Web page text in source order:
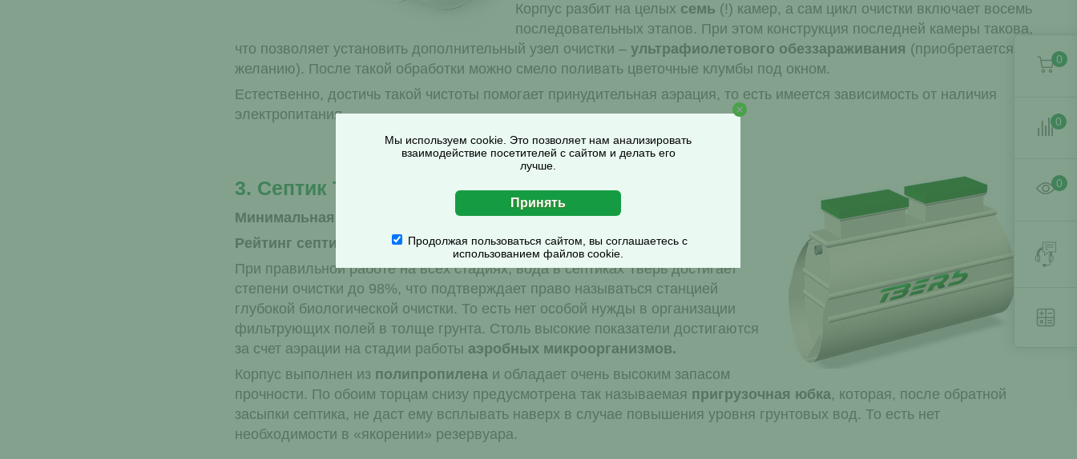
Корпус разбит на целых семь (!) камер, а сам цикл очистки включает восемь
последовательных этапов. При этом конструкция последней камеры такова,
что позволяет установить дополнительный узел очистки – ультрафиолетового обеззараживания (приобретается по
желанию). После такой обработки можно смело поливать цветочные клумбы под окном.
Естественно, достичь такой чистоты помогает принудительная аэрация, то есть имеется зависимость от наличия
электропитания.
3. Септик Тверь
Минимальная высота корпуса:1,67м
Рейтинг септика для высоких грунтовых вод:4.8
При правильной работе на всех стадиях, вода в септиках Тверь достигает
степени очистки до 98%, что подтверждает право называться станцией
глубокой биологической очистки. То есть нет особой нужды в организации
фильтрующих полей в толще грунта. Столь высокие показатели достигаются
за счет аэрации на стадии работы аэробных микроорганизмов.
Корпус выполнен из полипропиленаи обладает очень высоким запасом
прочности. По обоим торцам снизу предусмотрена так называемая пригрузочная юбка, которая, после обратной
засыпки септика, не даст ему всплывать наверх в случае повышения уровня грунтовых вод. То есть нет
необходимости в «якорении» резервуара.
0
0
0
Мы используем cookie. Это позволяет нам анализировать
взаимодействие посетителей с сайтом и делать его
лучше.
Продолжая пользоваться сайтом, вы соглашаетесь с
использованием файлов cookie.